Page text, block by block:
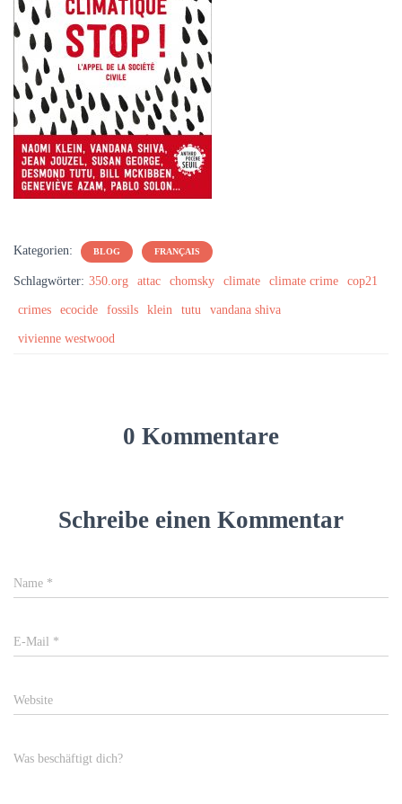
Kategorien: BLOG FRANÇAIS
Schlagwörter: 350.org attac chomsky climate climate crime cop21
crimes ecocide fossils klein tutu vandana shiva
vivienne westwood
0 Kommentare
Schreibe einen Kommentar
Name *
E-Mail *
Website
Was beschäftigt dich?